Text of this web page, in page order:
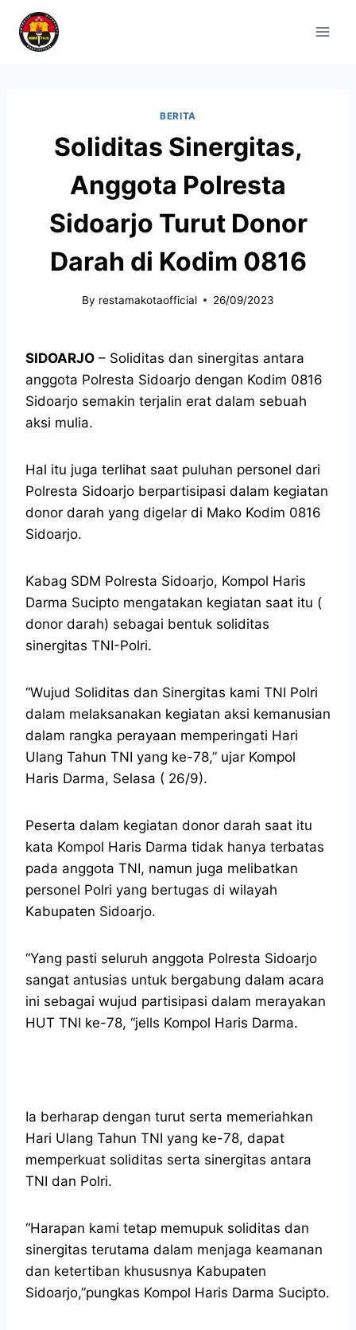
BERITA
Soliditas Sinergitas,
Anggota Polresta
Sidoarjo Turut Donor
Darah di Kodim 0816
By restamakotaofficial 26/09/2023
SIDOARJO – Soliditas dan sinergitas antara
anggota Polresta Sidoarjo dengan Kodim 0816
Sidoarjo semakin terjalin erat dalam sebuah
aksi mulia.
Hal itu juga terlihat saat puluhan personel dari
Polresta Sidoarjo berpartisipasi dalam kegiatan
donor darah yang digelar di Mako Kodim 0816
Sidoarjo.
Kabag SDM Polresta Sidoarjo, Kompol Haris
Darma Sucipto mengatakan kegiatan saat itu (
donor darah) sebagai bentuk soliditas
sinergitas TNI-Polri.
“Wujud Soliditas dan Sinergitas kami TNI Polri
dalam melaksanakan kegiatan aksi kemanusian
dalam rangka perayaan memperingati Hari
Ulang Tahun TNI yang ke-78,” ujar Kompol
Haris Darma, Selasa ( 26/9).
Peserta dalam kegiatan donor darah saat itu
kata Kompol Haris Darma tidak hanya terbatas
pada anggota TNI, namun juga melibatkan
personel Polri yang bertugas di wilayah
Kabupaten Sidoarjo.
“Yang pasti seluruh anggota Polresta Sidoarjo
sangat antusias untuk bergabung dalam acara
ini sebagai wujud partisipasi dalam merayakan
HUT TNI ke-78, “jells Kompol Haris Darma.
Ia berharap dengan turut serta memeriahkan
Hari Ulang Tahun TNI yang ke-78, dapat
memperkuat soliditas serta sinergitas antara
TNI dan Polri.
“Harapan kami tetap memupuk soliditas dan
sinergitas terutama dalam menjaga keamanan
dan ketertiban khususnya Kabupaten
Sidoarjo,”pungkas Kompol Haris Darma Sucipto.